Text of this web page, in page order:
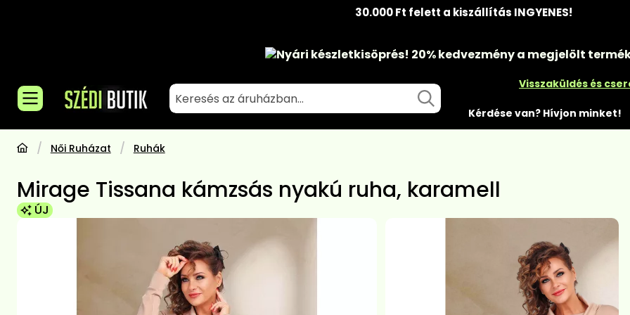
30.000 Ft felett a kiszállítás INGYENES!
Nyári készletkisöprés! 20% kedvezménya megjelölt
Visszaküldés és
Kérdése van? Hívjon minket!
Női Ruházat Ruhák
Mirage Tissana kámzsás nyakú ruha, karamell
ÚJ